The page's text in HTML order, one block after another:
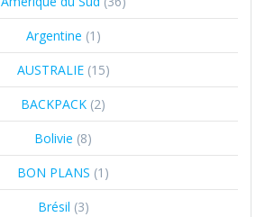
Argentine (1)
AUSTRALIE(15)
BACKPACK (2)
Bolivie (8)
BON PLANS (1)
Brésil (3)